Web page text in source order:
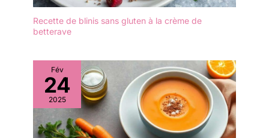
Recette de blinis sans gluten à la crème de
betterave
Fév
24
2025